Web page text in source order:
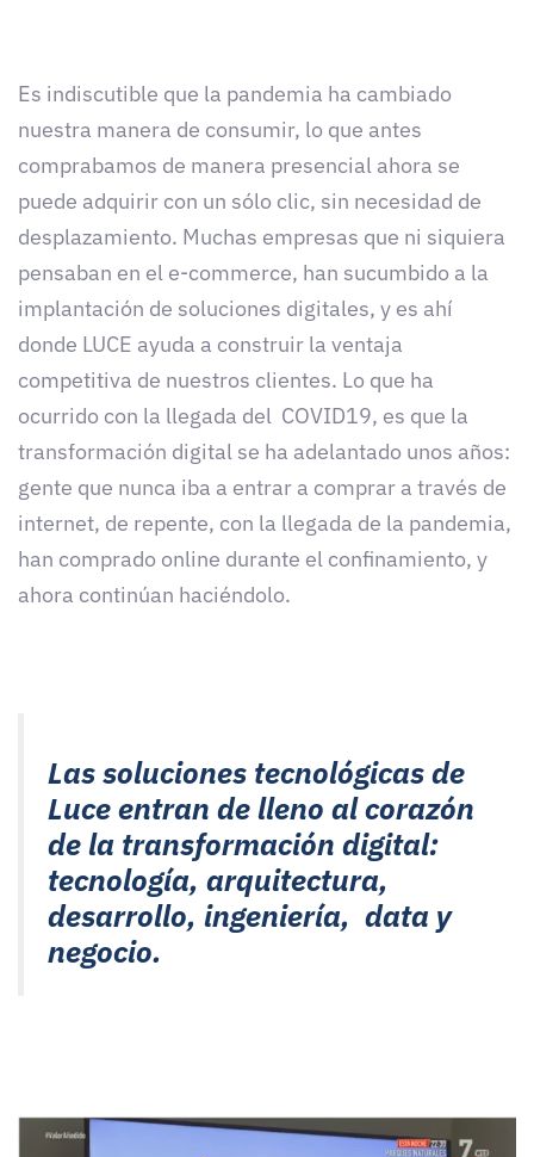
Es indiscutible que la pandemia ha cambiado
nuestra manera de consumir, lo que antes
comprabamos de manera presencial ahora se
puede adquirir con un sólo clic, sin necesidad de
desplazamiento. Muchas empresas que ni siquiera
pensaban en el e-commerce, han sucumbido a la
implantación de soluciones digitales, y es ahí
donde LUCE ayuda a construir la ventaja
competitiva de nuestros clientes. Lo que ha
ocurrido con la llegada del COVID19, es que la
transformación digital se ha adelantado unos años:
gente que nunca iba a entrar a comprar a través de
internet, de repente, con la llegada de la pandemia,
han comprado online durante el confinamiento, y
ahora continúan haciéndolo.
Las soluciones tecnológicas de
Luce entran de lleno al corazón
de la transformación digital:
tecnología, arquitectura,
desarrollo, ingeniería, data y
negocio.